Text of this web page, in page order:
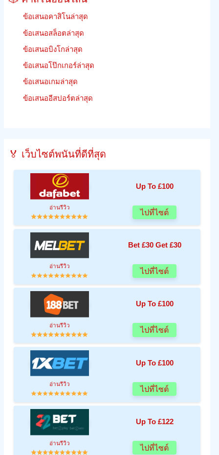
ข้อเสนอคาสิโนล่าสุด
ข้อเสนอสล็อตล่าสุด
ข้อเสนอบิงโกล่าสุด
ข้อเสนอโป๊กเกอร์ล่าสุด
ข้อเสนอเกมล่าสุด
ข้อเสนออีสปอร์ตล่าสุด
🏅 เว็บไซต์พนันที่ดีที่สุด
Up To £100
อ่านรีวิว
ไปที่ไซต์
Bet £30 Get £30
อ่านรีวิว
ไปที่ไซต์
Up To £100
อ่านรีวิว
ไปที่ไซต์
Up To £100
อ่านรีวิว
ไปที่ไซต์
Up To £122
อ่านรีวิว
ไปที่ไซต์